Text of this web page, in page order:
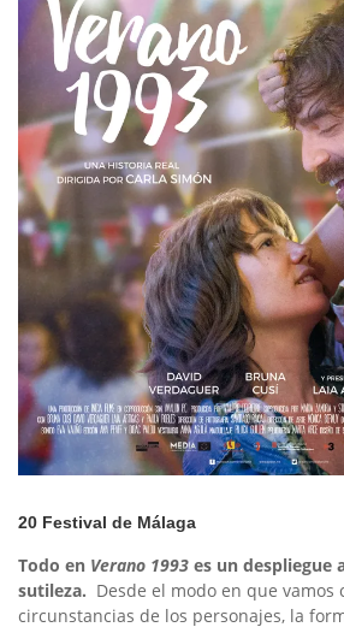
20 Festival de Málaga
Todo en Verano 1993 es un despliegue
sutileza. Desde el modo en que vamos
circunstancias de los personajes, la